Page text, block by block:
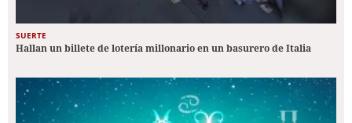
SUERTE
Hallan un billete de lotería millonario en un basurero de Italia